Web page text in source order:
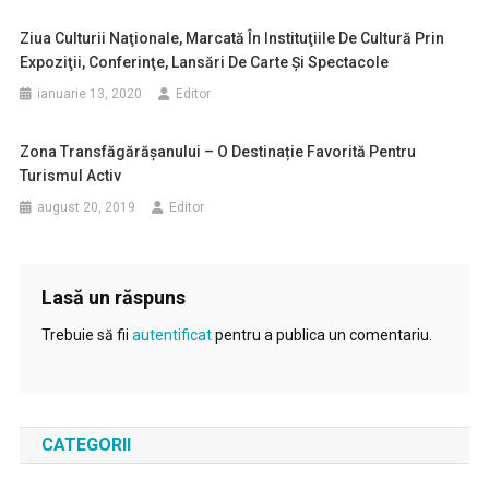
Ziua Culturii Naţionale, Marcată În Instituţiile De Cultură Prin
Expoziţii, Conferinţe, Lansări De Carte Şi Spectacole
ianuarie 13, 2020 Editor
Zona Transfăgărășanului – O Destinație Favorită Pentru
Turismul Activ
august 20, 2019 Editor
Lasă un răspuns
Trebuie să fii autentificatpentru a publica un comentariu.
CATEGORII